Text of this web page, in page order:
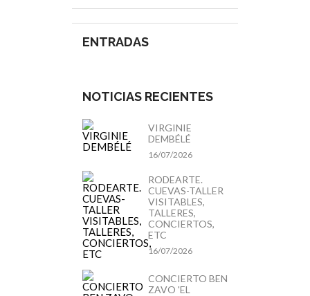
ENTRADAS
NOTICIAS RECIENTES
VIRGINIE
DEMBÉLÉ
16/07/2026
RODEARTE.
CUEVAS-TALLER
VISITABLES,
TALLERES,
CONCIERTOS,
ETC
16/07/2026
CONCIERTO BEN
ZAVO 'EL